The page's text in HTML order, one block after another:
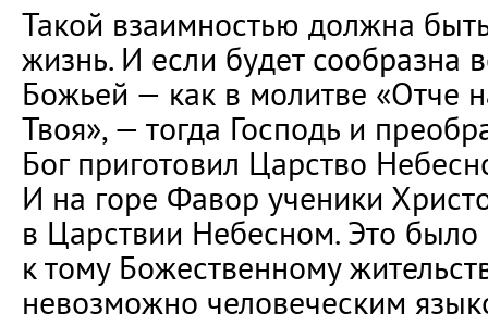
Такой взаимностью должна
жизнь. И если будет сообразна
Божьей — как в молитве «Отче
Твоя», — тогда Господь и
Бог приготовил Царство
И на горе Фавор ученики
в Царствии Небесном. Это
к тому Божественному
невозможно человеческим